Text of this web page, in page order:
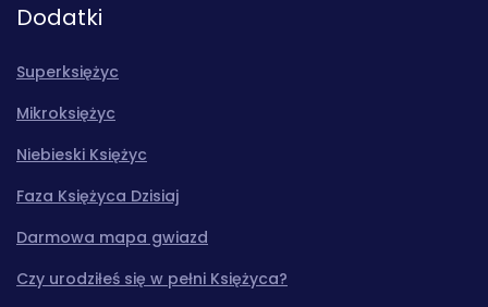
Dodatki
Superksiężyc
Mikroksiężyc
Niebieski Księżyc
Faza Księżyca Dzisiaj
Darmowa mapa gwiazd
Czy urodziłeś się w pełni Księżyca?